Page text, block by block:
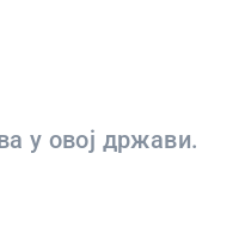
у овој држави.